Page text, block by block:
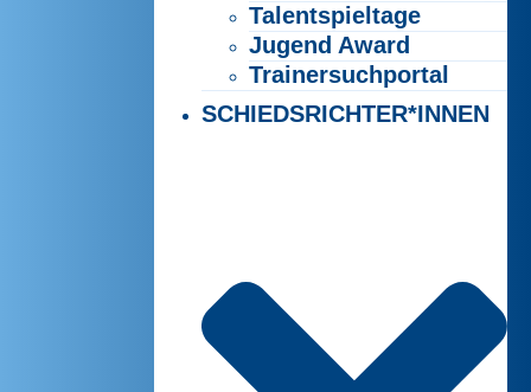
Talentspieltage
Jugend Award
Trainersuchportal
SCHIEDSRICHTER*INNEN